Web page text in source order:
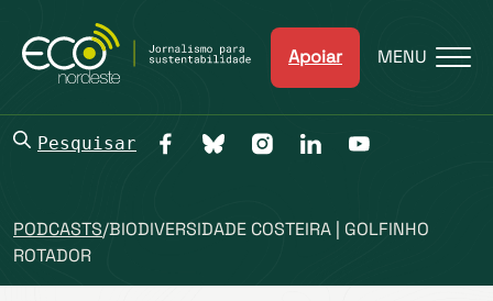
Apoiar MENU
Pesquisar
PODCASTS/BIODIVERSIDADE COSTEIRA | GOLFINHO
ROTADOR